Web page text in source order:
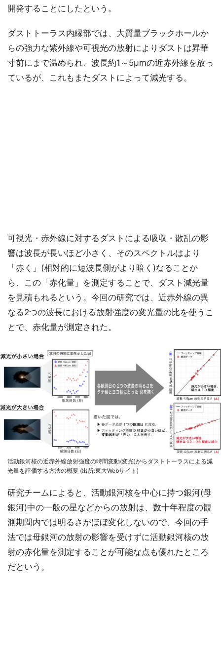
開発することにしたという。
ダストトーラス内縁部では、大質量ブラックホールか
らの強力な紫外線や可視光の放射によりダストは昇華
寸前にまで温められ、波長約1～5μmの近赤外線を放っ
ているが、これもまたダストによって減光する。
可視光・赤外線に対するダストによる吸収・散乱の影
響は波長が長いほど小さく、そのスペクトルはより
「赤く」(相対的に短波長側がより暗く)なることか
ら、この「赤化量」を測定することで、ダスト減光量
を見積もれるという。今回の研究では、近赤外線の異
なる2つの波長における放射強度の変光量の比を使うこ
とで、赤化量が測定された。
活動銀河核の近赤外線放射強度の時間変動(変光)からダストトーラスによる減
光量を評価する方法の概要 (出所:東大Webサイト)
研究チームによると、活動銀河核を中心に持つ銀河(母
銀河)中の一般の星などからの放射は、数十年程度の観
測期間内では明るさがほぼ変化しないので、今回の手
法では母銀河の放射の影響を受けずに活動銀河核の放
射の赤化量を測定することが可能な点も優れたところ
だという。